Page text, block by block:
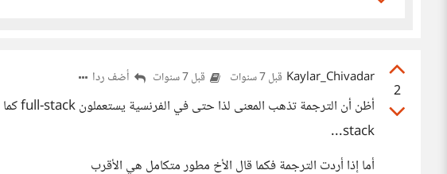
2
Kaylar_Chivadar قبل 7 سنوات قبل 7 سنوات أضف ردا
stack...
أما إذا أردت الترجمة فكما قال الأخ مطور متكامل هي الأقرب